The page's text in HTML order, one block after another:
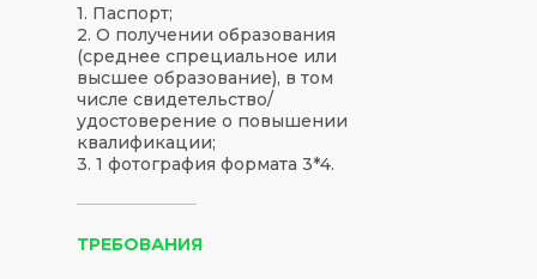
ТРЕБОВАНИЯ
1. Паспорт;
2. О получении образования
(среднее спрециальное или
высшее образование), в том
числе свидетельство/
удостоверение о повышении
квалификации;
3. 1 фотография формата 3*4.